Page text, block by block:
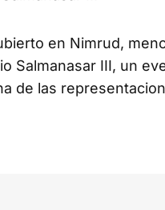
en Nimrud,
Salmanasar III, un
de las